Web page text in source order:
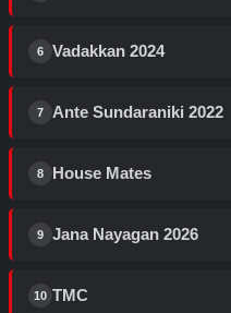
6 Vadakkan 2024
7 Ante Sundaraniki 2022
8 House Mates
9 Jana Nayagan 2026
10 TMC